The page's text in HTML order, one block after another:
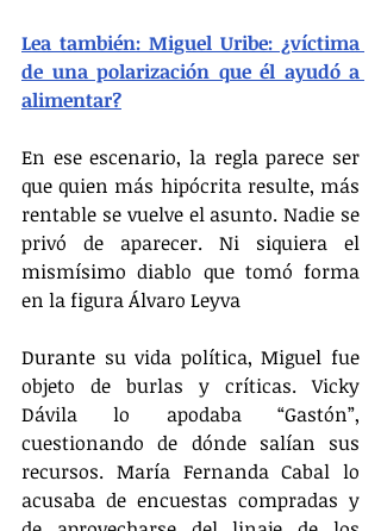
Lea también: Miguel Uribe: ¿víctima
de una polarización que él ayudó a
alimentar?
En ese escenario, la regla parece ser
que quien más hipócrita resulte, más
rentable se vuelve el asunto. Nadie se
privó de aparecer. Ni siquiera el
mismísimo diablo que tomó forma
en la figura Álvaro Leyva
Durante su vida política, Miguel fue
objeto de burlas y críticas. Vicky
Dávila lo apodaba “Gastón”,
cuestionando de dónde salían sus
recursos. María Fernanda Cabal lo
acusaba de encuestas compradas y